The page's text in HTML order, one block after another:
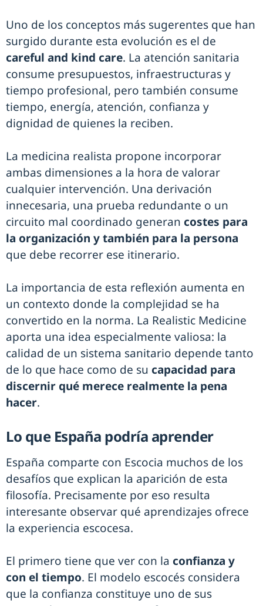
Uno de los conceptos más sugerentes que han
surgido durante esta evolución es el de
careful and kind care. La atención sanitaria
consume presupuestos, infraestructuras y
tiempo profesional, pero también consume
tiempo, energía, atención, confianza y
dignidad de quienes la reciben.
La medicina realista propone incorporar
ambas dimensiones a la hora de valorar
cualquier intervención. Una derivación
innecesaria, una prueba redundante o un
circuito mal coordinado generan costes para
la organización y también para la persona
que debe recorrer ese itinerario.
La importancia de esta reflexión aumenta en
un contexto donde la complejidad se ha
convertido en la norma. La Realistic Medicine
aporta una idea especialmente valiosa: la
calidad de un sistema sanitario depende tanto
de lo que hace como de su capacidad para
discernir qué merece realmente la pena
hacer.
Lo que España podría aprender
España comparte con Escocia muchos de los
desafíos que explican la aparición de esta
filosofía. Precisamente por eso resulta
interesante observar qué aprendizajes ofrece
la experiencia escocesa.
El primero tiene que ver con la confianza y
con el tiempo. El modelo escocés considera
que la confianza constituye uno de sus